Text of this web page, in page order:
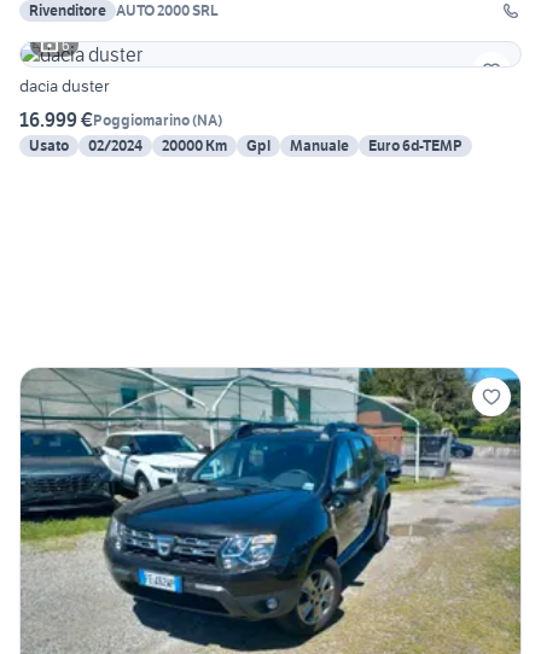
Rivenditore AUTO 2000 SRL
6
dacia duster
16.999 €Poggiomarino(NA)
Usato
02/2024 20000 Km Gpl Manuale Euro 6d-TEMP